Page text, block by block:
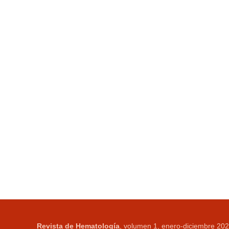
Revista de Hematología , volumen 1, enero-diciembre